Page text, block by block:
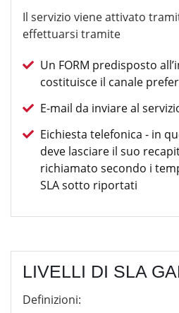
Il servizio viene attivato
effettuarsi tramite
Un FORM predisposto
costituisce il canale
E-mail da inviare al
Eichiesta telefonica - in
deve lasciare il suo
richiamato secondo i
SLA sotto riportati
LIVELLI DI SLA
Definizioni: